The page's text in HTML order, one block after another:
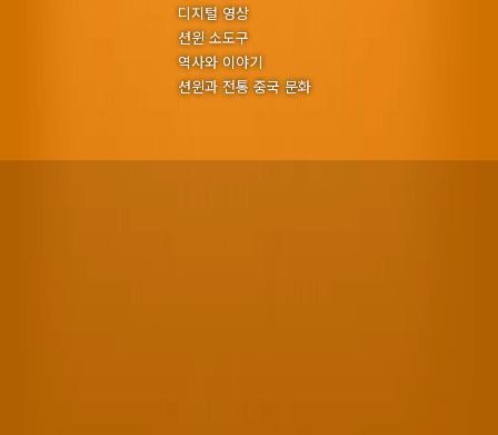
디지털 영상
션윈 소도구
역사와 이야기
션윈과 전통 중국 문화